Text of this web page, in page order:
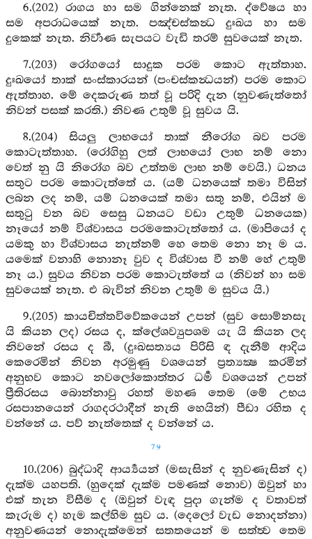
6.(202) රාගය හා සම ගින්නෙක් නැත. ද්වේෂය හා
සම අපරාධයෙක් නැත. පඤ්චස්කන්‍ධ දුඃඛය හා සම
දුකෙක් නැත. නිර්‍වාණ සැපයට වැඩි තරම් සුවයෙක් නැත.
7.(203) රෝගයෝ සාදුක පරම කොට ඇත්තාහ.
දුඃඛයෝ තාක් සංස්කාරයන් (පංචස්කන්‍ධයන්) පරම කොට
ඇත්තාහ. මේ දෙකරුණ තත් වූ පරිදි දැන (නුවණැත්තෝ
නිවන් පසක් කරති.) නිවණ උතුම් වූ සුවය යි.
8.(204) සියලු ලාභයෝ තාක් නීරෝග බව පරම
කොටැත්තාහ. (රෝගිහු ලත් ලාභයෝ ලාභ නම් නො
වෙත් නු යි නිරෝග බව උත්තම ලාභ නම් වෙයි.) ධනය
සතුට පරම කොටැත්තේ ය. (යම් ධනයෙක් තමා විසින්
ලබන ලද නම්, යම් ධනයෙක් තමා සතු නම්, එයින් ම
සතුටු වන බව සෙසු ධනයට වඩා උතුම් ධනයෙක)
නෑයෝ නම් විශ්වාසය පරමකොටැත්තෝ ය. (මාපියෝ ද
යමකු හා විශ්වාසය නැත්නම් හෙ තෙම නො නෑ ම ය.
යමෙක් වනාහි නොනෑ වුව ද විශ්වාස වී නම් හේ උතුම්
නෑ ය.) සුවය නිවන පරම කොටැත්තේ ය (නිවන් හා සම
සුවයෙක් නැත. එ බැවින් නිවන උතුම් ම සුවය යි.)
9.(205) කායචිත්තවිවේකයෙන් උපන් (සුව සොම්නසැ
යි කියන ලද) රසය ද, ක්ලේශව්‍යුපශම යැ යි කියන ලද
නිවනේ රසය ද බී, (දුඃඛසත්‍යය පිරිසි ඳ දැනීම් ආදිය
කෙරෙමින් නිවන අරමුණු වශයෙන් ප්‍රත්‍යක්‍ෂ කරමින්
අනුභව කොට නවලෝකොත්තර ධර්‍ම වශයෙන් උපන්
ප්‍රීතිරසය බොන්නාවු රහත් මහණ තෙම (මේ උභය
රසපානයෙන් රාගදරථාදීන් නැති හෙයින්) පීඩා රහිත ද
වන්නේ ය. පව් නැත්තෙක් ද වන්නේ ය.
79
10.(206) බුද්ධාදි ආර්‍ය්‍යයන් (මසැසින් ද නුවණැසින් ද)
දැක්ම යහපති. (හුදෙක් දැක්ම පමණක් නොව) ඔවුන් හා
එක් තැන විසීම ද (ඔවුන් වැඳ පුදා ගැන්ම ද වතාවත්
කැරුම ද) හැම කල්හිම සුව ය. (දෙලෝ වැඩ නොදන්නා)
අනුවණයන් නොදැක්මෙන් සතතයෙන් ම සත්ත්‍ව තෙම